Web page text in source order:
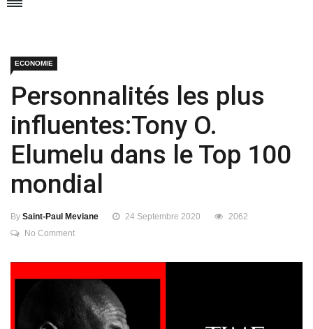
ECONOMIE
Personnalités les plus
influentes:Tony O.
Elumelu dans le Top 100
mondial
By Saint-Paul Meviane 24 Septembre 2020
2062
No Comment